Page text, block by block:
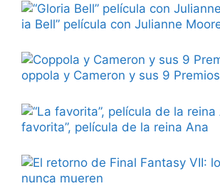
ia Bell” película con Julianne
oppola y Cameron y sus 9
favorita”, película de la reina Ana